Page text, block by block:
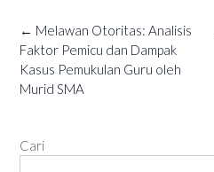
Post
navigation
← Melawan Otoritas: Analisis
Faktor Pemicu dan Dampak
Kasus Pemukulan Guru oleh
Murid SMA
Cari